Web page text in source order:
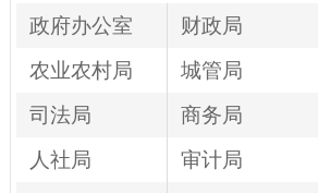
政府办公室 财政局
农业农村局
城管局
司法局
商务局
人社局
审计局